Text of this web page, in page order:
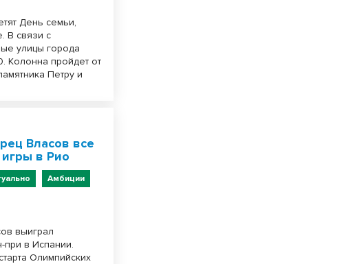
День семьи,
В связи с
улицы города
Колонна пройдет от
Петру и
Власов все
в Рио
Амбиции
выиграл
при в Испании.
Олимпийских